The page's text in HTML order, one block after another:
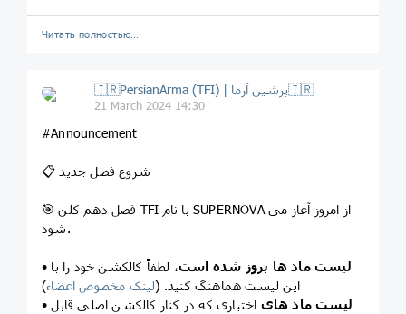
Читать полностью…
🇮🇷PersianArma (TFI) | پرشین آرما🇮🇷
21 March 2024 14:30
#Announcement
📋 شروع فصل جدید
🎯 فصل دهم کلن TFI با نامSUPERNOVAاز امروز آغاز می
شود.
• لیست ماد ها بروز شده است، لطفاً کالکشن خود را با
این لیست هماهنگ کنید. (لینک مخصوص اعضاء)
•
لیست ماد های اختیاری که در کنار کالکشن اصلی قابل